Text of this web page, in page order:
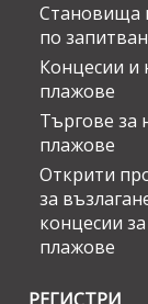
Становища
по
Концесии и
плажове
Търгове за
плажове
Открити
за
концесии
плажове